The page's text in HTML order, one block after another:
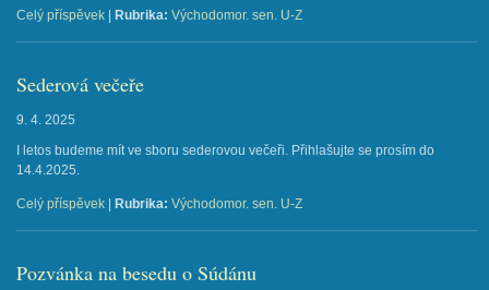
Celý příspěvek Rubrika: Východomor. sen. U-Z
Sederová večeře
9. 4. 2025
I letos budeme mít ve sboru sederovou večeři. Přihlašujte se prosím do
14.4.2025.
Celý příspěvek Rubrika: Východomor. sen. U-Z
Pozvánka na besedu o Súdánu